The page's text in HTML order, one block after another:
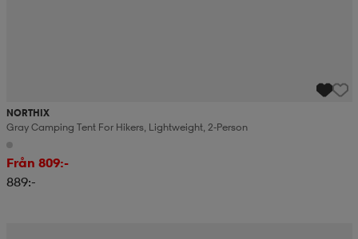
NORTHIX
Gray Camping Tent For Hikers, Lightweight, 2-Person
Från 809:-
889:-